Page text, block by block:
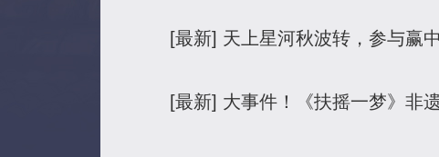
[最新] 天上星河秋波转，参与赢
[最新] 大事件！《扶摇一梦》非